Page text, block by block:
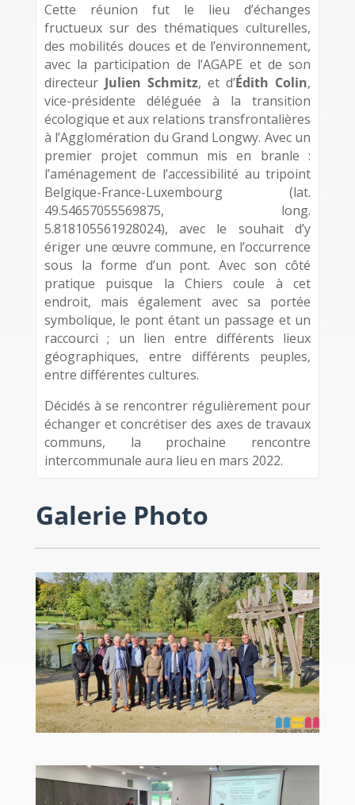
Cette réunion fut le lieu d’échanges
fructueux sur des thématiques culturelles,
des mobilités douces et de l’environnement,
avec la participation de l’AGAPE et de son
directeur Julien Schmitz, et d’Édith Colin,
vice-présidente déléguée à la transition
écologique et aux relations transfrontalières
à l’Agglomération du Grand Longwy. Avec un
premier projet commun mis en branle :
l’aménagement de l’accessibilité au tripoint
Belgique-France-Luxembourg (lat.
49.54657055569875, long.
5.818105561928024), avec le souhait d’y
ériger une œuvre commune, en l’occurrence
sous la forme d’un pont. Avec son côté
pratique puisque la Chiers coule à cet
endroit, mais également avec sa portée
symbolique, le pont étant un passage et un
raccourci ; un lien entre différents lieux
géographiques, entre différents peuples,
entre différentes cultures.
Décidés à se rencontrer régulièrement pour
échanger et concrétiser des axes de travaux
communs, la prochaine rencontre
intercommunale aura lieu en mars 2022.
Galerie Photo